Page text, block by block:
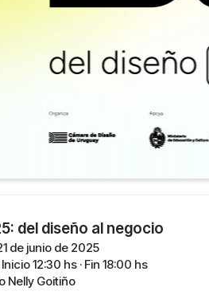
del diseño al negocio
de junio de 2025
12:30 hs · Fin 18:00 hs
Nelly Goitiño